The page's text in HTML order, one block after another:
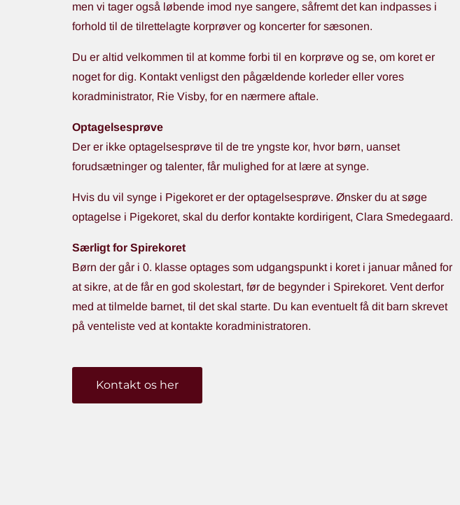
men vi tager også løbende imod nye sangere, såfremt det kan indpasses i
forhold til de tilrettelagte korprøver og koncerter for sæsonen.
Du er altid velkommen til at komme forbi til en korprøve og se, om koret er
noget for dig. Kontakt venligst den pågældende korleder eller vores
koradministrator, Rie Visby, for en nærmere aftale.
Optagelsesprøve
Der er ikke optagelsesprøve til de tre yngste kor, hvor børn, uanset
forudsætninger og talenter, får mulighed for at lære at synge.
Hvis du vil synge i Pigekoret er der optagelsesprøve. Ønsker du at søge
optagelse i Pigekoret, skal du derfor kontakte kordirigent, Clara Smedegaard.
Særligt for Spirekoret
Børn der går i 0. klasse optages som udgangspunkt i koret i januar måned for
at sikre, at de får en god skolestart, før de begynder i Spirekoret. Vent derfor
med at tilmelde barnet, til det skal starte. Du kan eventuelt få dit barn skrevet
på venteliste ved at kontakte koradministratoren.
Kontakt os her